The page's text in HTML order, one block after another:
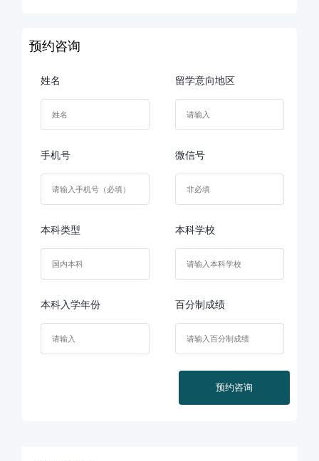
预约咨询
姓名 留学意向地区
手机号 微信号
本科类型 本科学校
本科入学年份 百分制成绩
预约咨询